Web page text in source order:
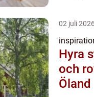
02 juli 2026
Hyra stuga
och
Öland